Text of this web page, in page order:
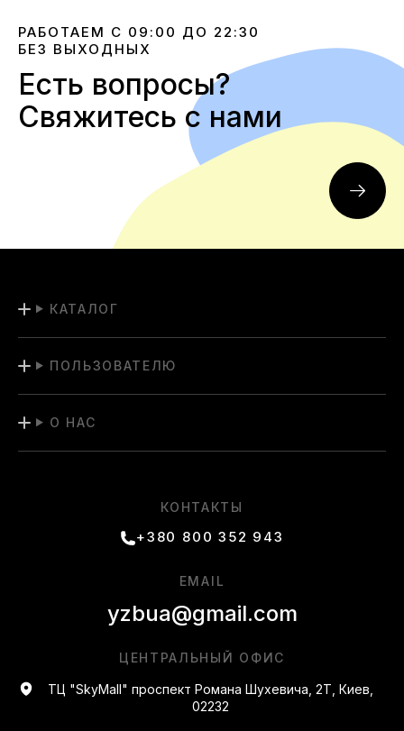
РАБОТАЕМ С 09:00 ДО 22:30
БЕЗ ВЫХОДНЫХ
Есть вопросы?
Свяжитесь с нами
КАТАЛОГ
ПОЛЬЗОВАТЕЛЮ
О НАС
КОНТАКТЫ
+380 800 352 943
ЦЕНТРАЛЬНЫЙ ОФИС
ТЦ "SkyMall" проспект Романа Шухевича, 2Т, Киев,
02232
EMAIL
yzbua@gmail.com